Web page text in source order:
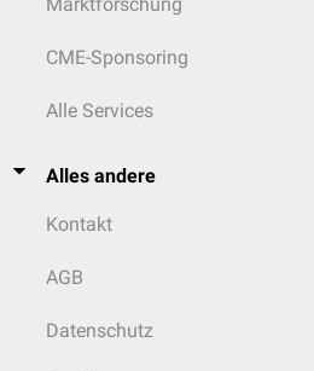
CME-Sponsoring
Alle Services
Alles andere
Kontakt
AGB
Datenschutz